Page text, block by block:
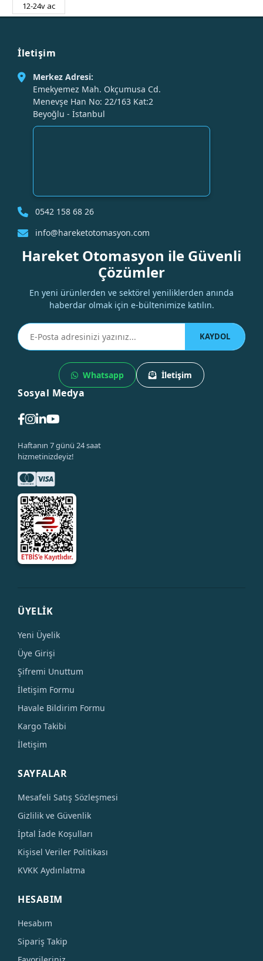
12-24v ac
İletişim
Merkez Adresi:
Emekyemez Mah. Okçumusa Cd.
Menevşe Han No: 22/163 Kat:2
Beyoğlu - İstanbul
0542 158 68 26
info@hareketotomasyon.com
Hareket Otomasyon ile Güvenli
Çözümler
En yeni ürünlerden ve sektörel yeniliklerden anında
haberdar olmak için e-bültenimize katılın.
KAYDOL
Whatsapp İletişim
Sosyal Medya
Haftanın 7 günü 24 saat
hizmetinizdeyiz!
ÜYELİK
Yeni Üyelik
Üye Girişi
Şifremi Unuttum
İletişim Formu
Havale Bildirim Formu
Kargo Takibi
İletişim
SAYFALAR
Mesafeli Satış Sözleşmesi
Gizlilik ve Güvenlik
İptal İade Koşulları
Kişisel Veriler Politikası
KVKK Aydınlatma
HESABIM
Hesabım
Sipariş Takip